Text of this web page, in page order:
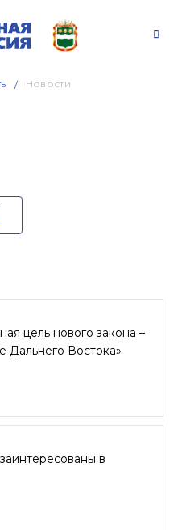
Новости
цель нового закона –
Дальнего Востока»
в